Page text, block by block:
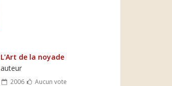
L'Art de la noyade
auteur
2006 Aucun vote